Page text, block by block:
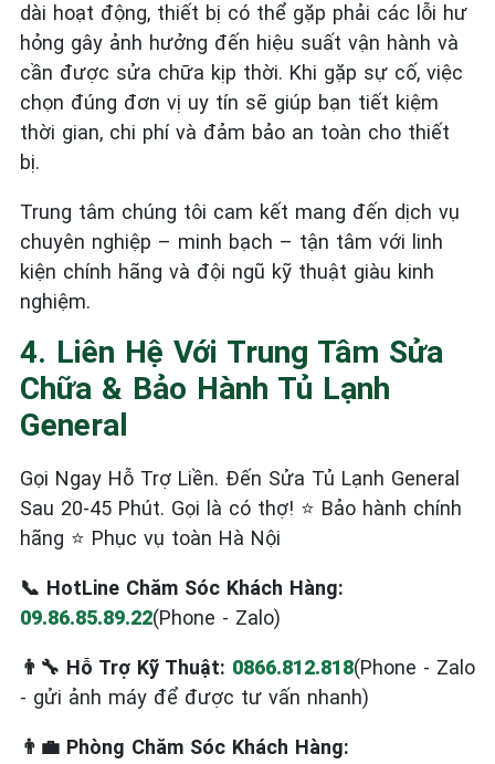
dài hoạt động, thiết bị có thể gặp phải các lỗi hư
hỏng gây ảnh hưởng đến hiệu suất vận hành và
cần được sửa chữa kịp thời. Khi gặp sự cố, việc
chọn đúng đơn vị uy tín sẽ giúp bạn tiết kiệm
thời gian, chi phí và đảm bảo an toàn cho thiết
bị.
Trung tâm chúng tôi cam kết mang đến dịch vụ
chuyên nghiệp – minh bạch – tận tâm với linh
kiện chính hãng và đội ngũ kỹ thuật giàu kinh
nghiệm.
4. Liên Hệ Với Trung Tâm Sửa
Chữa & Bảo Hành Tủ Lạnh
General
Gọi Ngay Hỗ Trợ Liền. Đến Sửa Tủ Lạnh General
Sau 20-45 Phút. Gọi là có thợ! ⭐ Bảo hành chính
hãng ⭐ Phục vụ toàn Hà Nội
📞 HotLine Chăm Sóc Khách Hàng:
09.86.85.89.22(Phone - Zalo)
👨‍🔧 Hỗ Trợ Kỹ Thuật: 0866.812.818(Phone - Zalo
- gửi ảnh máy để được tư vấn nhanh)
👨‍💼 Phòng Chăm Sóc Khách Hàng: